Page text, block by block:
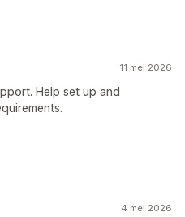
11 mei 2026
Help set up and
4 mei 2026